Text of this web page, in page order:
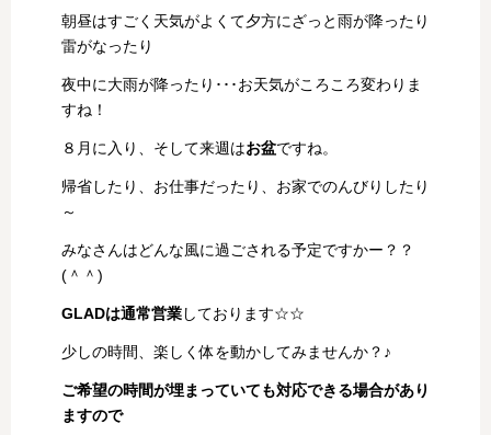
朝昼はすごく天気がよくて夕方にざっと雨が降ったり
雷がなったり
夜中に大雨が降ったり･･･お天気がころころ変わりま
すね！
８月に入り、そして来週はお盆ですね。
帰省したり、お仕事だったり、お家でのんびりしたり
～
みなさんはどんな風に過ごされる予定ですかー？？
(＾＾)
GLADは通常営業しております☆☆
少しの時間、楽しく体を動かしてみませんか？♪
ご希望の時間が埋まっていても対応できる場合があり
ますので